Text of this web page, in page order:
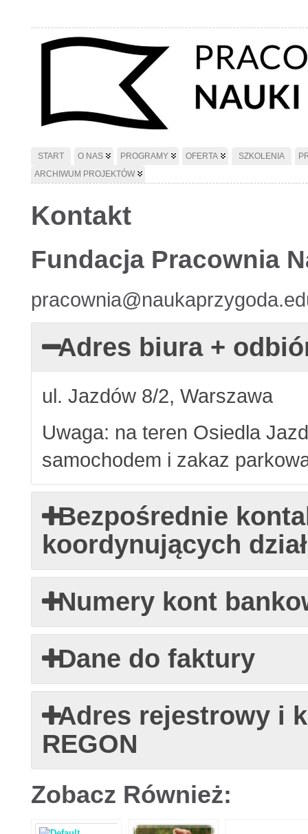
START O NAS PROGRAMY OFERTA SZKOLENIA
ARCHIWUM PROJEKTÓW
Kontakt
Fundacja Pracownia
Adres biura +
ul. Jazdów 8/2, Warszawa
Uwaga: na teren Osiedla
samochodem i zakaz
Bezpośrednie
koordynujących
Numery kont
Dane do faktury
Adres rejestrowy i
REGON
Zobacz Również: